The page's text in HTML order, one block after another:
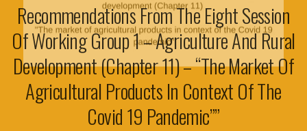
Recommendations From The Eight Session
Of Working Group 1 – Agriculture And Rural
Development (Chapter 11) – “The Market Of
Agricultural Products In Context Of The
Covid 19 Pandemic””